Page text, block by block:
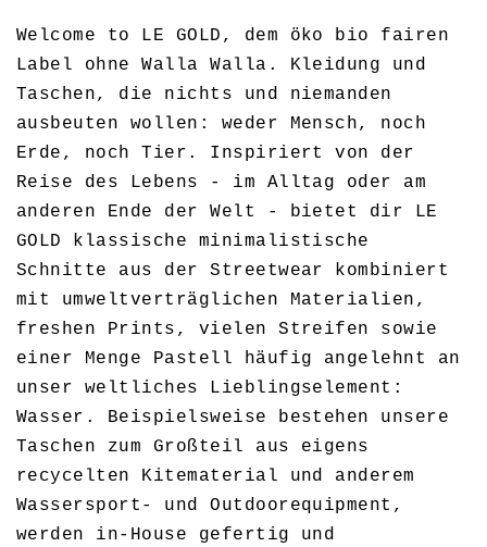
Welcome to LE GOLD, dem öko bio fairen
Label ohne Walla Walla. Kleidung und
Taschen, die nichts und niemanden
ausbeuten wollen: weder Mensch, noch
Erde, noch Tier. Inspiriert von der
Reise des Lebens - im Alltag oder am
anderen Ende der Welt - bietet dir LE
GOLD klassische minimalistische
Schnitte aus der Streetwear kombiniert
mit umweltverträglichen Materialien,
freshen Prints, vielen Streifen sowie
einer Menge Pastell häufig angelehnt an
unser weltliches Lieblingselement:
Wasser. Beispielsweise bestehen unsere
Taschen zum Großteil aus eigens
recycelten Kitematerial und anderem
Wassersport- und Outdoorequipment,
werden in-House gefertig und